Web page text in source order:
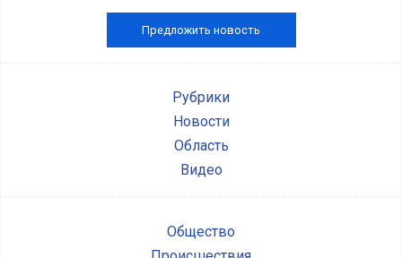
Предложить новость
Рубрики
Новости
Область
Видео
Общество